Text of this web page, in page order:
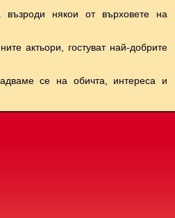
някои от върховете на
актьори, гостуват най-добрите
се на обичта, интереса и